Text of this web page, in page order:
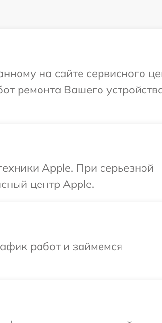
на сайте сервисного
ремонта Вашего
Apple. При серьезной
центр Apple.
работ и займемся